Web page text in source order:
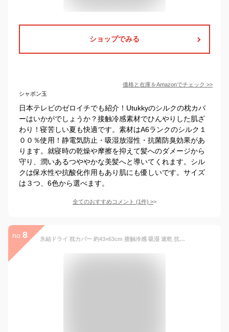
ショップでみる
価格と在庫をAmazonでチェック >>
シャボン玉
日本テレビのゼロイチでも紹介！Utukkyのシルクの枕カバ
ーはいかがでしょうか？接触冷感素材でひんやりした肌ざ
わり！寝苦しい夏も快適です。素材はA6ランクのシルク１
００％使用！静電気防止・吸湿放湿性・抗菌防臭効果があ
ります。就寝時の乾燥や摩擦を抑えて髪へのダメージから
守り、潤いあるつややかな美髪へと導いてくれます。シル
クは保水性や抗酸化作用もあり肌にも優しいです。サイズ
は３つ、6色から選べます。
全てのおすすめコメント (1件) >
no. 8 氷結ドライ 枕カバー 約43×63cm 接触冷感 吸湿 速乾 抗菌 防臭